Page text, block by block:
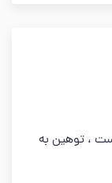
، توهین به